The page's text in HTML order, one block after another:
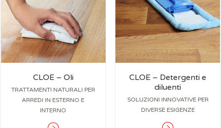
CLOE – Oli
TRATTAMENTI NATURALI PER
ARREDI IN ESTERNO E
INTERNO
CLOE – Detergenti e
diluenti
SOLUZIONI INNOVATIVE PER
DIVERSE ESIGENZE